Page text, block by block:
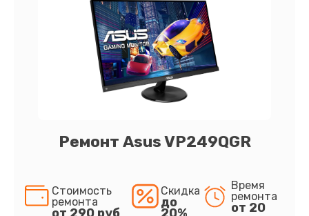
Ремонт Asus VP249QGR
Стоимость
ремонта
Скидка
до
Время
ремонта
от 20